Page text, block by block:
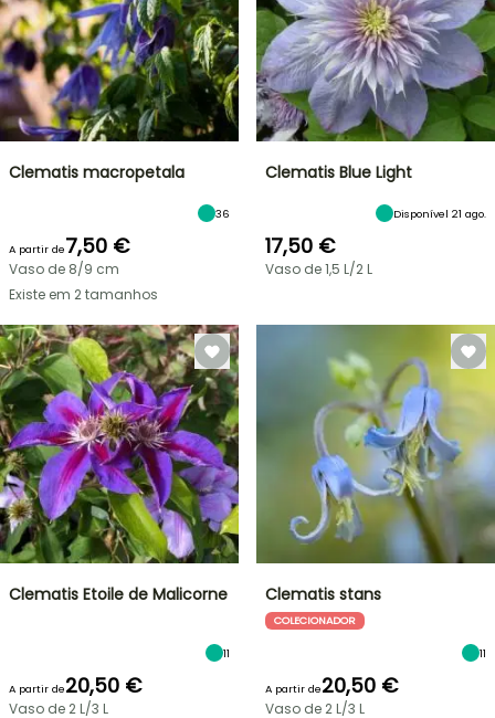
Clematis macropetala
36
A partir de7,50 €
Vaso de 8/9 cm
Existe em 2 tamanhos
Clematis Blue Light
Disponível 21 ago.
17,50 €
Vaso de 1,5 L/2 L
Clematis Etoile de Malicorne
11
A partir de20,50 €
Vaso de 2 L/3 L
Clematis stans
COLECIONADOR
11
A partir de20,50 €
Vaso de 2 L/3 L